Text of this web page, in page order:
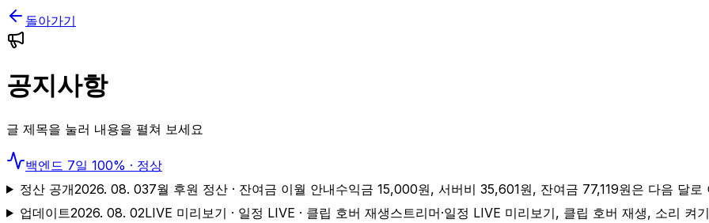
돌아가기
공지사항
글 제목을 눌러 내용을 펼쳐 보세요
백엔드 7일 100% · 정상
정산 공개2026. 08. 037월 후원 정산 · 잔여금 이월 안내수익금 15,000원, 서버비 35,601원, 잔여금 77,119원은 다음 달로
업데이트2026. 08. 02LIVE 미리보기 · 일정 LIVE · 클립 호버 재생스트리머·일정 LIVE 미리보기, 클립 호버 재생, 소리 켜